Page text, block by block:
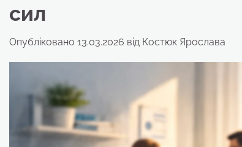
сил
Опубліковано 13.03.2026 від Костюк Ярослава